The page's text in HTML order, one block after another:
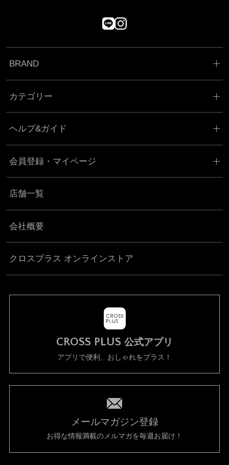
BRAND
カテゴリー
ヘルプ&ガイド
会員登録・マイページ
店舗一覧
会社概要
クロスプラス オンラインストア
CROSS PLUS 公式アプリ
アプリで便利、おしゃれをプラス！
メールマガジン登録
お得な情報満載のメルマガを毎週お届け！